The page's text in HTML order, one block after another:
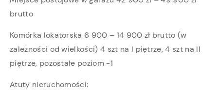
brutto
Komórka lokatorska 6 900 – 14 900 zł brutto (w
zależności od wielkości) 4 szt na I piętrze, 4 szt na II
piętrze, pozostałe poziom -1
Atuty nieruchomości: